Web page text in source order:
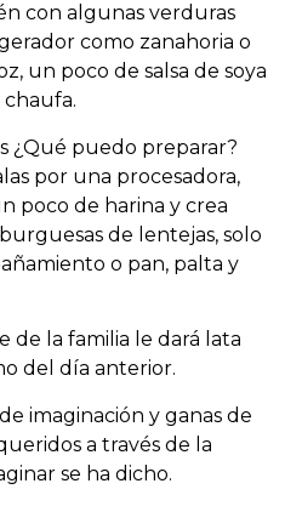
con algunas verduras
como zanahoria o
un poco de salsa de soya
¿Qué puedo preparar?
por una procesadora,
poco de harina y crea
de lentejas, solo
o pan, palta y
de la familia le dará lata
del día anterior.
imaginación y ganas de
a través de la
se ha dicho.